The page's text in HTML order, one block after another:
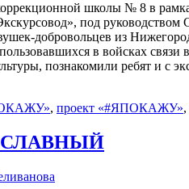
школы № 8 в
под руководством
добровольцев из
в войсках
познакомили ребят и с
, проект «#ЯПОКАЖУ»,